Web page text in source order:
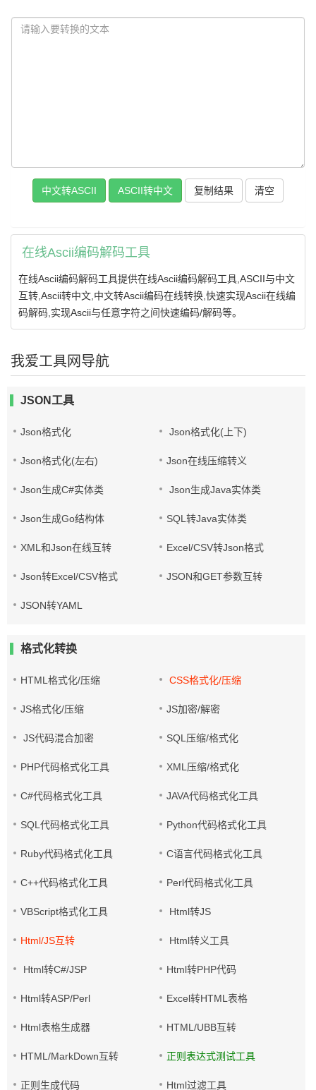
复制结果
在线Ascii编码解码工具
在线Ascii编码解码工具提供在线Ascii编码解码工具,ASCII与中文
互转,Ascii转中文,中文转Ascii编码在线转换,快速实现Ascii在线编
码解码,实现Ascii与任意字符之间快速编码/解码等。
我爱工具网导航
JSON工具
Json格式化 Json格式化(上下)
Json格式化(左右) Json在线压缩转义
Json生成C#实体类 Json生成Java实体类
Json生成Go结构体 SQL转Java实体类
XML和Json在线互转 Excel/CSV转Json格式
Json转Excel/CSV格式 JSON和GET参数互转
JSON转YAML
格式化转换
HTML格式化/压缩 CSS格式化/压缩
JS格式化/压缩 JS加密/解密
JS代码混合加密 SQL压缩/格式化
PHP代码格式化工具 XML压缩/格式化
C#代码格式化工具 JAVA代码格式化工具
SQL代码格式化工具 Python代码格式化工具
Ruby代码格式化工具 C语言代码格式化工具
C++代码格式化工具 Perl代码格式化工具
VBScript格式化工具 Html转JS
Html/JS互转 Html转义工具
Html转C#/JSP Html转PHP代码
Html转ASP/Perl Excel转HTML表格
Html表格生成器 HTML/UBB互转
HTML/MarkDown互转 正则表达式测试工具
正则生成代码 Html过滤工具